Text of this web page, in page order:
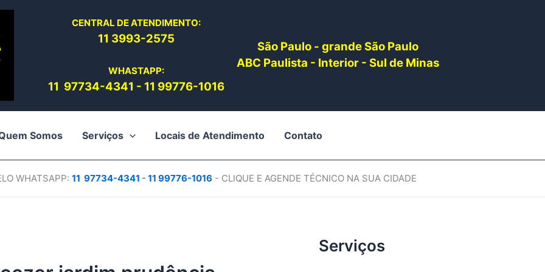
CENTRAL DE ATENDIMENTO:
11 3993-2575
WHASTAPP:
11 97734-4341 - 11 99776-1016
São Paulo - grande São Paulo
ABC Paulista - Interior - Sul de Minas
Somos Serviços Locais de Atendimento Contato
WHATSAPP: 11 97734-4341 - 11 99776-1016 - CLIQUE E AGENDE TÉCNICO NA SUA CIDADE
Serviços